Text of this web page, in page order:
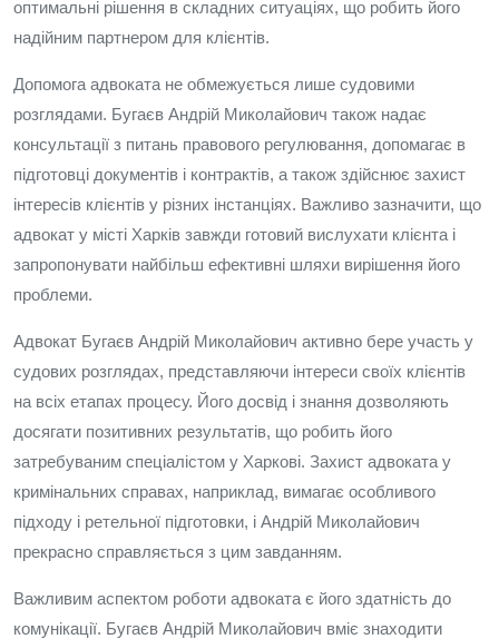
оптимальні рішення в складних ситуаціях, що робить його
надійним партнером для клієнтів.
Допомога адвоката не обмежується лише судовими
розглядами. Бугаєв Андрій Миколайович також надає
консультації з питань правового регулювання, допомагає в
підготовці документів і контрактів, а також здійснює захист
інтересів клієнтів у різних інстанціях. Важливо зазначити, що
адвокат у місті Харків завжди готовий вислухати клієнта і
запропонувати найбільш ефективні шляхи вирішення його
проблеми.
Адвокат Бугаєв Андрій Миколайович активно бере участь у
судових розглядах, представляючи інтереси своїх клієнтів
на всіх етапах процесу. Його досвід і знання дозволяють
досягати позитивних результатів, що робить його
затребуваним спеціалістом у Харкові. Захист адвоката у
кримінальних справах, наприклад, вимагає особливого
підходу і ретельної підготовки, і Андрій Миколайович
прекрасно справляється з цим завданням.
Важливим аспектом роботи адвоката є його здатність до
комунікації. Бугаєв Андрій Миколайович вміє знаходити